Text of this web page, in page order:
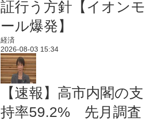
証行う方針【イオンモ
ール爆発】
経済
2026-08-03 15:34
【速報】高市内閣の支
持率59.2% 先月調査